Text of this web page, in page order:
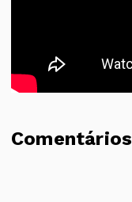
Comentários